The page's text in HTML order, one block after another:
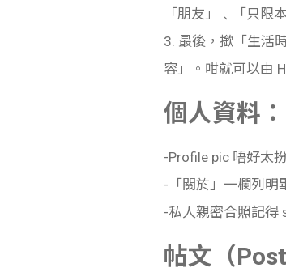
「朋友」﹑「只限
3. 最後， 撳「生活
容」。咁就可以由
個人資料
-Profile pic 唔好太
-「關於」一欄列明
-私人親密合照記得
帖文 （Post